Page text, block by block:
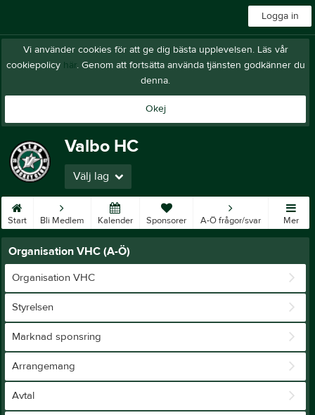
Logga in
Vi använder cookies för att ge dig bästa upplevelsen. Läs vår
cookiepolicy här. Genom att fortsätta använda tjänsten godkänner du
denna.
Okej
Valbo HC
Välj lag
Start Bli Medlem Kalender Sponsorer A-Ö frågor/svar Mer
Organisation VHC (A-Ö)
Organisation VHC
Styrelsen
Marknad sponsring
Arrangemang
Avtal